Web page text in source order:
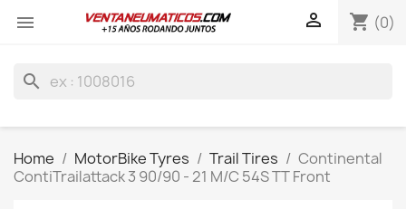
 shopping_cart (0)

search
Home MotorBike Tyres Trail Tires
Continental
ContiTrailattack 3 90/90 - 21 M/C 54S TT Front